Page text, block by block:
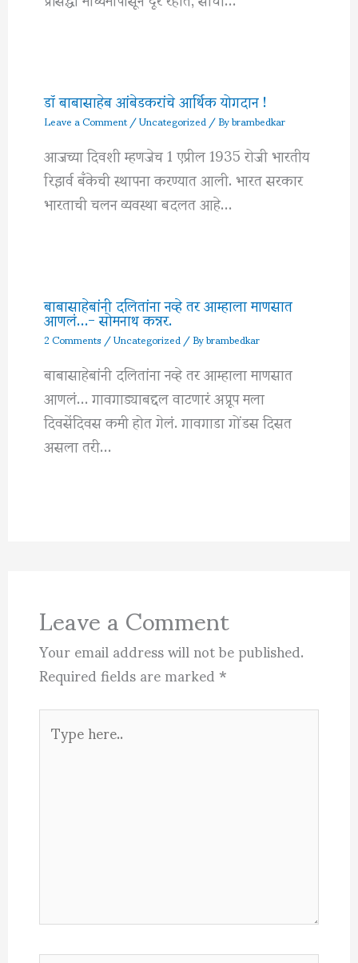
डॉ बाबासाहेब आंबेडकरांचे आर्थिक योगदान !
Leave a Comment/Uncategorized/ Bybrambedkar
आजच्या दिवशी म्हणजेच 1 एप्रील 1935 रोजी भारतीय
रिझर्व बँकेची स्थापना करण्यात आली. भारत सरकार
भारताची चलन व्यवस्था बदलत आहे…
बाबासाहेबांनी दलितांना नव्हे तर आम्हाला माणसात
आणलं…- सोमनाथ कन्नर.
2 Comments/Uncategorized/ Bybrambedkar
बाबासाहेबांनी दलितांना नव्हे तर आम्हाला माणसात
आणलं… गावगाड्याबद्दल वाटणारं अप्रूप मला
दिवसेंदिवस कमी होत गेलं. गावगाडा गोंडस दिसत
असला तरी…
Leave a Comment
Your email address will not be published.
Required fields are marked*
Type
here..